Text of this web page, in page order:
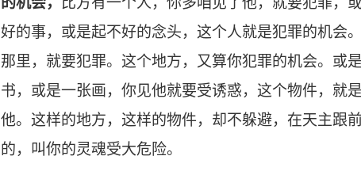
好的事，或是起不好的念头，这个人就是犯罪的机会
那里，就要犯罪。这个地方，又算你犯罪的机会。或
书，或是一张画，你见他就要受诱惑，这个物件，就
他。这样的地方，这样的物件，却不躲避，在天主跟
的，叫你的灵魂受大危险。